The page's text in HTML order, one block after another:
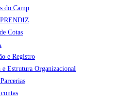
do Camp
Cotas
e Registro
e Estrutura Organizacional